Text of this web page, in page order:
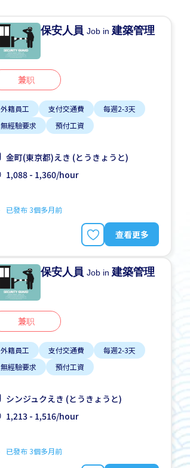
保安人員Job in 建築管理
兼职
外籍員工 支付交通費
每週2-3天
無經驗要求
預付工資
金町(東京都)えき (とうきょうと)
1,088 - 1,360/hour
已發布 3個多月前
查看更多
保安人員Job in建築管理
兼职
外籍員工 支付交通費
每週2-3天
無經驗要求
預付工資
シンジュクえき (とうきょうと)
1,213 - 1,516/hour
已發布 3個多月前